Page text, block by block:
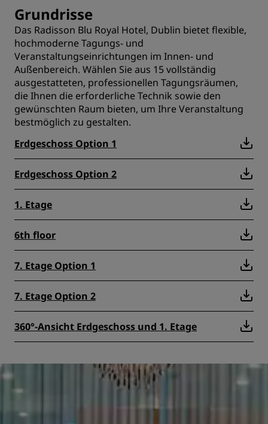
Grundrisse
Das Radisson Blu Royal Hotel, Dublin bietet flexible,
hochmoderne Tagungs- und
Veranstaltungseinrichtungen im Innen- und
Außenbereich. Wählen Sie aus 15 vollständig
ausgestatteten, professionellen Tagungsräumen,
die Ihnen die erforderliche Technik sowie den
gewünschten Raum bieten, um Ihre Veranstaltung
bestmöglich zu gestalten.
Erdgeschoss Option 1
Erdgeschoss Option 2
1. Etage
6th floor
7. Etage Option 1
7. Etage Option 2
360°-Ansicht Erdgeschoss und 1. Etage